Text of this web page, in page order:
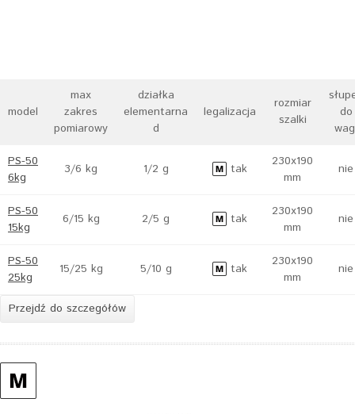
model
max
zakres
pomiarowy
działka
elementarna
d
legalizacja
rozmiar
szalki
do
PS-50
6kg
3/6 kg 1/2 g tak
230x190
mm
nie
PS-50
15kg
6/15 kg 2/5 g tak
230x190
mm
nie
PS-50
25kg
15/25 kg 5/10 g tak
230x190
mm
nie
Przejdź do szczegółów